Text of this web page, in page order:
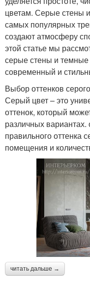
цветам. Серые стены
самых популярных
создают атмосферу
этой статье мы
серые стены и темные
современный и
Выбор оттенков серого
Серый цвет – это
оттенок, который
различных
правильного оттенка
помещения и
читать дальше →